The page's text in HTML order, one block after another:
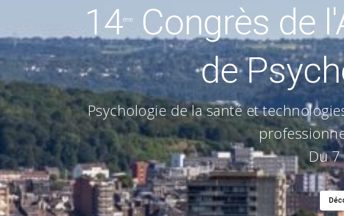
14èmeCongrès de
de
Psychologie de la santé et
Du 7